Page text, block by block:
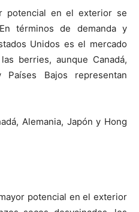
potencial en el exterior se
términos de demanda y
Unidos es el mercado
berries, aunque Canadá,
Bajos representan
Alemania, Japón y Hong
potencial en el exterior